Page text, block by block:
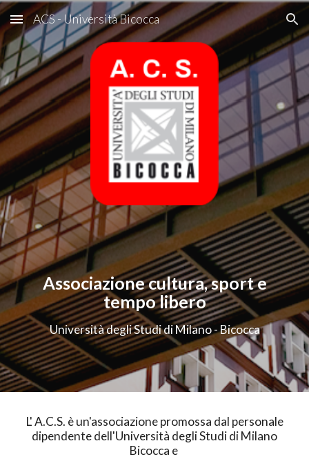
Skip to main content Skip to navigation
ACS - Università Bicocca
Associazione cultura, sport e
tempo libero
Università degli Studi di Milano - Bicocca
L' A.C.S. è un'associazione promossa dal personale
dipendente dell'Università degli Studi di Milano
Bicocca e